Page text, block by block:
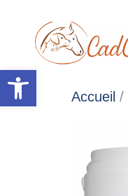
Ouvrir la barre d’outils
Accueil /